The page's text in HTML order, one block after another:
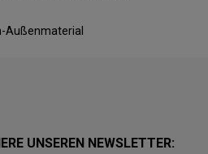
Außenmaterial
UNSEREN NEWSLETTER: